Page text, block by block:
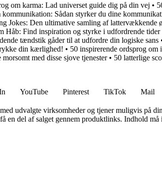
om karma: Lad universet guide dig på din vej •
kommunikation: Sådan styrker du dine
Jokes: Den ultimative samling af lattervækkende
Håb: Find inspiration og styrke i udfordrende tider
tændstik gåder til at udfordre din logiske sans
din kærlighed! • 50 inspirerende ordsprog
med disse sjove tjenester• 50 latterlige
YouTube Pinterest TikTok Mail
udvalgte virksomheder og tjener muligvis på
del af salget gennem produktlinks. Indhold må